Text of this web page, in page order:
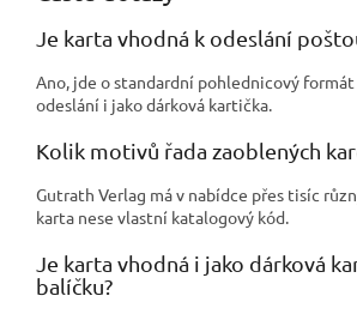
Je karta vhodná k odeslání
Ano, jde o standardní pohlednicový
odeslání i jako dárková kartička.
Kolik motivů řada zaoblených
Gutrath Verlag má v nabídce přes tisíc
karta nese vlastní katalogový kód.
Je karta vhodná i jako dárková
balíčku?